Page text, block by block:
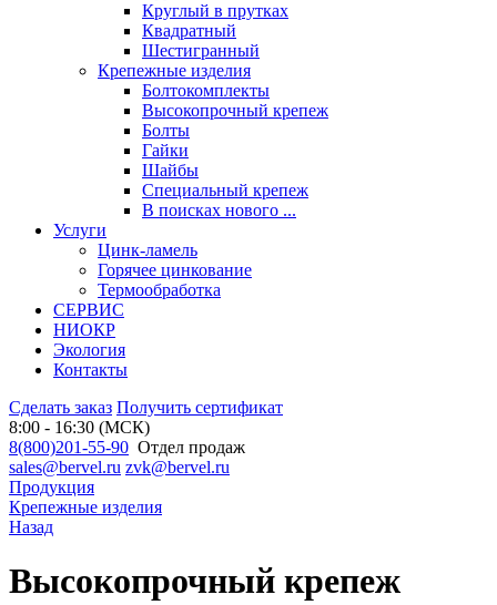
Круглый в прутках
Квадратный
Шестигранный
Крепежные изделия
Болтокомплекты
Высокопрочный крепеж
Болты
Гайки
Шайбы
Специальный крепеж
В поисках нового ...
Услуги
Цинк-ламель
Горячее цинкование
Термообработка
СЕРВИС
НИОКР
Экология
Контакты
Сделать заказ Получить сертификат
8:00 - 16:30 (МСК)
8(800)201-55-90 Отдел продаж
sales@bervel.ru zvk@bervel.ru
Продукция
Крепежные изделия
Назад
Высокопрочный крепеж